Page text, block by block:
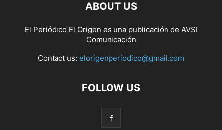
ABOUT US
El Periódico El Origen es una publicación de AVSI
Comunicación
Contact us: elorigenperiodico@gmail.com
FOLLOW US